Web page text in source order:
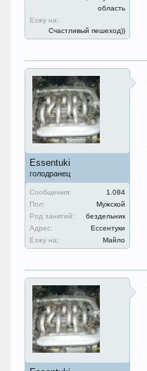
область
Езжу на:
Счастливый пешеход))
Essentuki
голодранец
Сообщения:
1.084
Пол:
Мужской
Род занятий:
бездельник
Адрес:
Ессентуки
Езжу на:
Майло